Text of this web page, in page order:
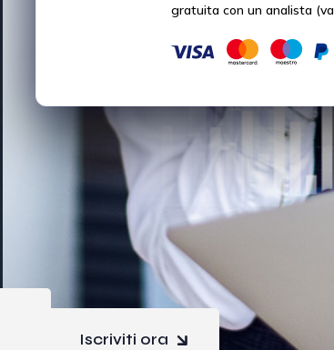
gratuita con un analista
Iscriviti ora